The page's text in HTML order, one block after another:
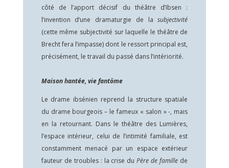
côté de l’apport décisif du théâtre d’Ibsen :
l’invention d’une dramaturgie de lasubjectivité
(cette même subjectivité sur laquelle le théâtre de
Brecht fera l’impasse) dont le ressort principal est,
précisément, le travail du passé dans l’intériorité.
Maison hantée, vie fantôme
Le drame ibsénien reprend la structure spatiale
du drame bourgeois – le fameux « salon » -, mais
en la retournant. Dans le théâtre des Lumières,
l’espace intérieur, celui de l’intimité familiale, est
constamment menacé par un espace extérieur
fauteur de troubles : la crise duPère de famille de